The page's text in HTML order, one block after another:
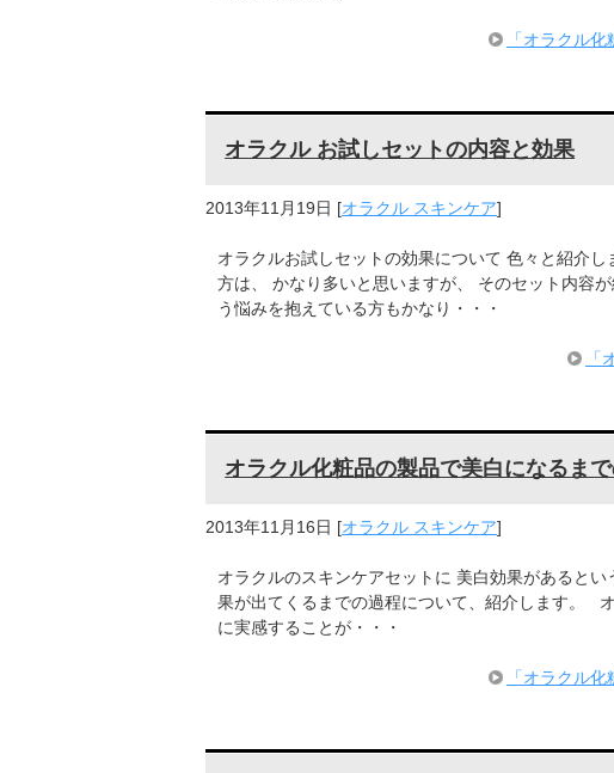
「オラクル
オラクル お試しセットの内容と効果
2013年11月19日 [オラクル スキンケア]
オラクルお試しセットの効果について 色々と紹介
方は、 かなり多いと思いますが、 そのセット内容
う悩みを抱えている方もかなり・・・
オラクル化粧品の製品で美白になるま
2013年11月16日 [オラクル スキンケア]
オラクルのスキンケアセットに 美白効果があると
果が出てくるまでの過程について、紹介します。
に実感することが・・・
「オラクル